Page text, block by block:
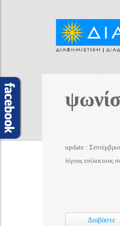
update :
λίγους επίλεκτους
Διαβάστε